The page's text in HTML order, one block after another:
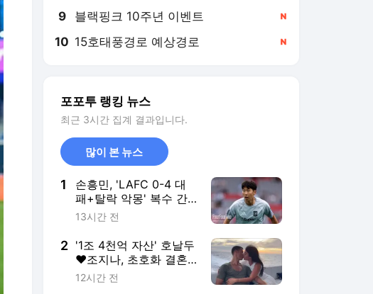
9 블랙핑크 10주년 이벤트
10 15호태풍경로 예상경로
포포투 랭킹 뉴스
최근 3시간 집계 결과입니다.
많이 본 뉴스
1
손흥민, 'LAFC 0-4 대
패+탈락 악몽' 복수 간
다...'챔피언스컵 우승팀'
매치
13시간 전
2 '1조 4천억 자산' 호날두
♥조지나, 초호화 결혼
식 올린다...럭셔리 웨딩
12시간 전